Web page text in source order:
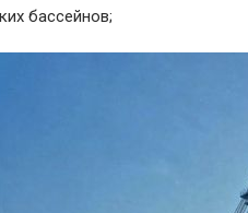
бассейнов;